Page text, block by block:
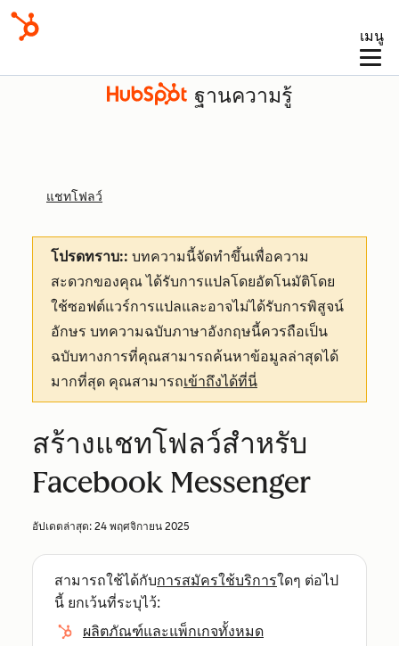
เมนู
ฐานความรู้
แชทโฟลว์
โปรดทราบ:: บทความนี้จัดทำขึ้นเพื่อความ
สะดวกของคุณได้รับการแปลโดยอัตโนมัติโดย
ใช้ซอฟต์แวร์การแปลและอาจไม่ได้รับการพิสูจน์
อักษร บทความฉบับภาษาอังกฤษนี้ควรถือเป็น
ฉบับทางการที่คุณสามารถค้นหาข้อมูลล่าสุดได้
มากที่สุด คุณสามารถเข้าถึงได้ที่นี่
สร้างแชทโฟลว์สำหรับ
Facebook Messenger
อัปเดตล่าสุด: 24 พฤศจิกายน 2025
สามารถใช้ได้กับการสมัครใช้บริการใดๆ ต่อไป
นี้ ยกเว้นที่ระบุไว้:
ผลิตภัณฑ์และแพ็กเกจทั้งหมด